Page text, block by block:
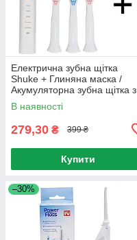
Електрична зубна щітка
Shuke + Глиняна маска /
Акумуляторна зубна щітка з
4-ма насадками
В наявності
279,30 ₴ 399 ₴
Купити
–30%